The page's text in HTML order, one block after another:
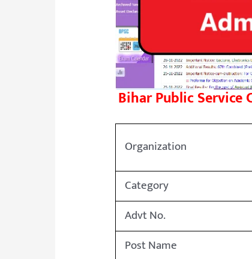
Bihar Public Service
Organization
Category
Advt No.
Post Name